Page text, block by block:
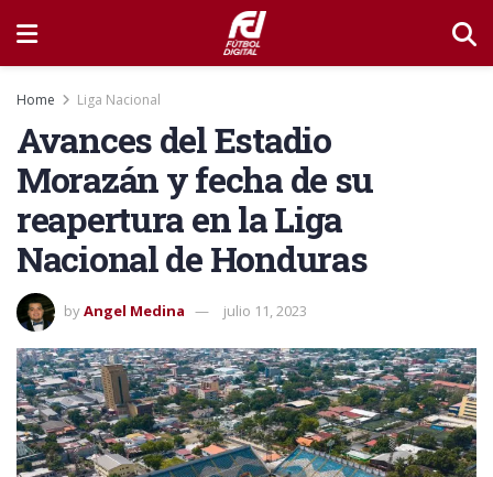
Home Liga Nacional
Avances del Estadio
Morazán y fecha de su
reapertura en la Liga
Nacional de Honduras
byAngel Medina julio 11, 2023